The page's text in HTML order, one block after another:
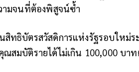
ามจนที่ต้องพิสูจน์ซ้ำ
สิทธิบัตรสวัสดิการแห่งรัฐรอบใหม่
สมบัติรายได้ไม่เกิน 100,000 บา